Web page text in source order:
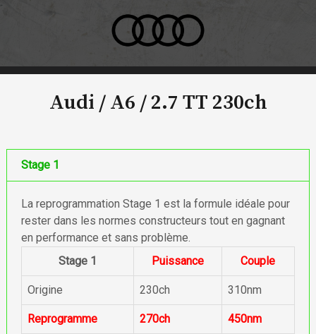
Audi / A6 /2.7 TT 230ch
Stage 1
La reprogrammation Stage 1 est la formule idéale pour
rester dans les normes constructeurs tout en gagnant
en performance et sans problème.
Stage 1
Puissance Couple
Origine 230ch 310nm
Reprogramme 270ch 450nm